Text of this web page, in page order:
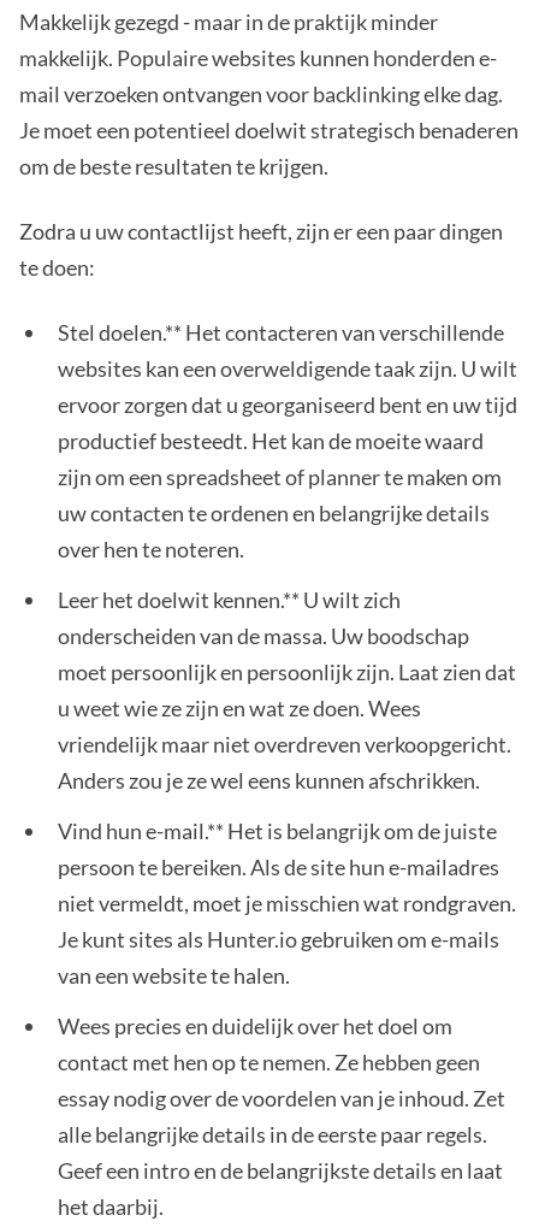
Makkelijk gezegd - maar in de praktijk minder
makkelijk. Populaire websites kunnen honderden e-
mail verzoeken ontvangen voor backlinking elke dag.
Je moet een potentieel doelwit strategisch benaderen
om de beste resultaten te krijgen.
Zodra u uw contactlijst heeft, zijn er een paar dingen
te doen:
Stel doelen.** Het contacteren van verschillende
websites kan een overweldigende taak zijn. U wilt
ervoor zorgen dat u georganiseerd bent en uw tijd
productief besteedt. Het kan de moeite waard
zijn om een spreadsheet of planner te maken om
uw contacten te ordenen en belangrijke details
over hen te noteren.
Leer het doelwit kennen.** U wilt zich
onderscheiden van de massa. Uw boodschap
moet persoonlijk en persoonlijk zijn. Laat zien dat
u weet wie ze zijn en wat ze doen. Wees
vriendelijk maar niet overdreven verkoopgericht.
Anders zou je ze wel eens kunnen afschrikken.
Vind hun e-mail.** Het is belangrijk om de juiste
persoon te bereiken. Als de site hun e-mailadres
niet vermeldt, moet je misschien wat rondgraven.
Je kunt sites als Hunter.io gebruiken om e-mails
van een website te halen.
Wees precies en duidelijk over het doel om
contact met hen op te nemen. Ze hebben geen
essay nodig over de voordelen van je inhoud. Zet
alle belangrijke details in de eerste paar regels.
Geef een intro en de belangrijkste details en laat
het daarbij.